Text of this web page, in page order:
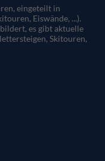
eingeteilt in
Eiswände, ...).
es gibt aktuelle
Skitouren,